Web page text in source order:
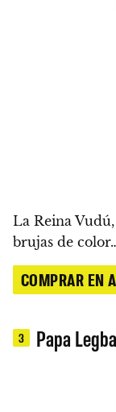
La Reina
brujas de
COMPRAR EN
3 Papa Legba